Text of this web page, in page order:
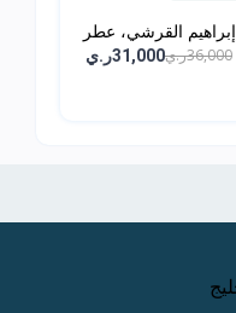
إبراهيم القرشي، عطر
ال...
36,000ر.ي 31,000ر.ي